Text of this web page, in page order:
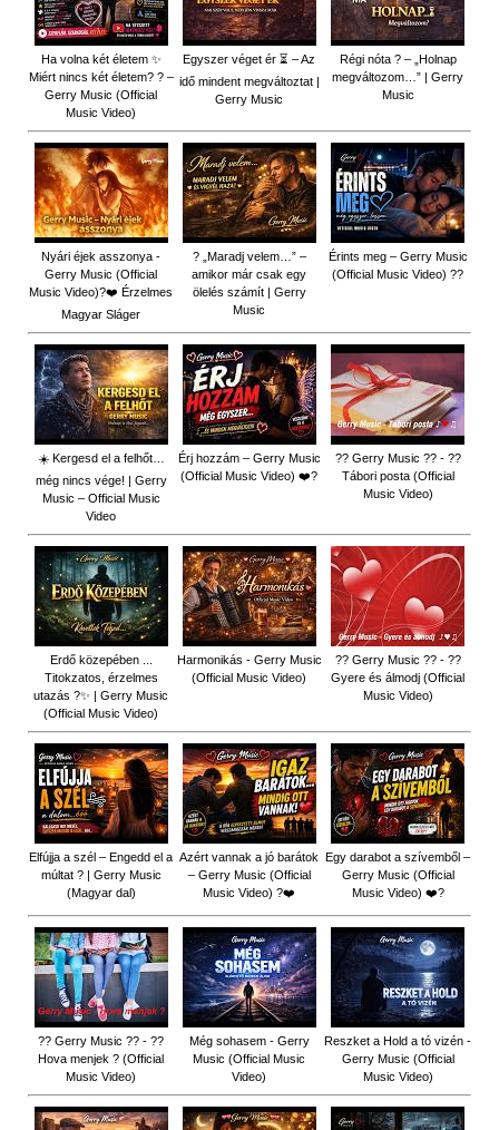
Ha volna két életem ✨
Miért nincs két életem? ? –
Gerry Music (Official
Music Video)
Egyszer véget ér ⏳ – Az
idő mindent megváltoztat |
Gerry Music
Régi nóta ? – „Holnap
megváltozom…” | Gerry
Music
Nyári éjek asszonya -
Gerry Music (Official
Music Video)?❤️ Érzelmes
Magyar Sláger
? „Maradj velem…” –
amikor már csak egy
ölelés számít | Gerry
Music
Érints meg – Gerry Music
(Official Music Video) ??
☀️ Kergesd el a felhőt…
még nincs vége! | Gerry
Music – Official Music
Video
Érj hozzám – Gerry Music
(Official Music Video) ❤️?
?? Gerry Music ?? - ??
Tábori posta (Official
Music Video)
Erdő közepében ...
Titokzatos, érzelmes
utazás ?✨ | Gerry Music
(Official Music Video)
Harmonikás - Gerry Music
(Official Music Video)
?? Gerry Music ?? - ??
Gyere és álmodj (Official
Music Video)
Elfújja a szél – Engedd el a
múltat ? | Gerry Music
(Magyar dal)
Azért vannak a jó barátok
– Gerry Music (Official
Music Video) ?❤️
Egy darabot a szívemből –
Gerry Music (Official
Music Video) ❤️?
?? Gerry Music ?? - ??
Hova menjek ? (Official
Music Video)
Még sohasem - Gerry
Music (Official Music
Video)
Reszket a Hold a tó vizén -
Gerry Music (Official
Music Video)